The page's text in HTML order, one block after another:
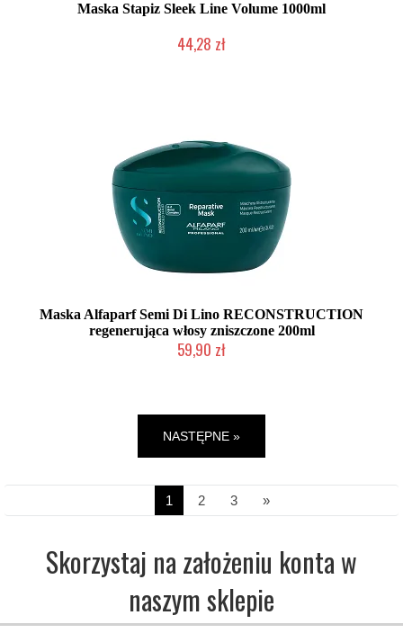
Maska Stapiz Sleek Line Volume 1000ml
44,28 zł
Maska Alfaparf Semi Di Lino RECONSTRUCTION
regenerująca włosy zniszczone 200ml
59,90 zł
NASTĘPNE »
1 2 3 »
Skorzystaj na założeniu konta w
naszym sklepie